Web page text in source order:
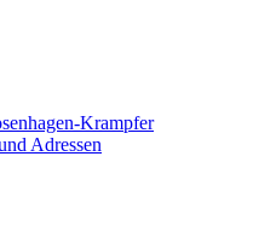
Krampfer
Adressen